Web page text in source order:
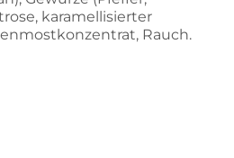
karamellisierter
Rauch.